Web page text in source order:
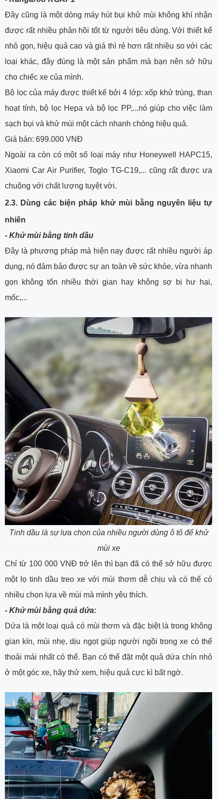
Đây cũng là một dòng máy hút bụi khử mùi không khí nhận
được rất nhiều phản hồi tốt từ người tiêu dùng. Với thiết kế
nhỏ gọn, hiệu quả cao và giá thì rẻ hơn rất nhiều so với các
loại khác, đây đúng là một sản phẩm mà bạn nên sở hữu
cho chiếc xe của mình.
Bộ lọc của máy được thiết kế bởi 4 lớp: xốp khử trùng, than
hoạt tính, bộ lọc Hepa và bộ lọc PP,...nó giúp cho việc làm
sạch bụi và khử mùi một cách nhanh chóng hiệu quả.
Giá bán: 699.000 VNĐ
Ngoài ra còn có một số loại máy như Honeywell HAPC15,
Xiaomi Car Air Purifier, Toglo TG-C19,... cũng rất được ưa
chuộng với chất lượng tuyệt vời.
2.3. Dùng các biện pháp khử mùi bằng nguyên liệu tự
nhiên
- Khử mùi bằng tinh dầu
Đây là phương pháp mà hiện nay được rất nhiều người áp
dụng, nó đảm bảo được sự an toàn về sức khỏe, vừa nhanh
gọn không tốn nhiều thời gian hay không sợ bị hư hại,
mốc,...
Tinh dầu là sự lựa chọn của nhiều người dùng ô tô để khử
mùi xe
Chỉ từ 100 000 VNĐ trở lên thì bạn đã có thể sở hữu được
một lọ tinh dầu treo xe với mùi thơm dễ chịu và có thể có
nhiều chọn lựa về mùi mà mình yêu thích.
- Khử mùi bằng quả dứa:
Dứa là một loại quả có mùi thơm và đặc biệt là trong không
gian kín, mùi nhẹ, dịu ngọt giúp người ngồi trong xe có thể
thoải mái nhất có thể. Bạn có thể đặt một quả dứa chín nhỏ
ở một góc xe, hãy thử xem, hiệu quả cực kì bất ngờ.